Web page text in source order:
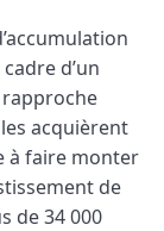
d’un
rapproche
acquièrent
à faire monter
de
de 34 000